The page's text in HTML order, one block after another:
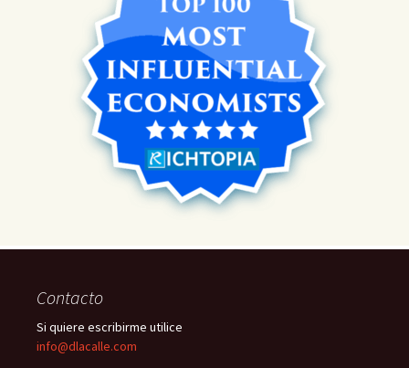
Contacto
Si quiere escribirme utilice
info@dlacalle.com